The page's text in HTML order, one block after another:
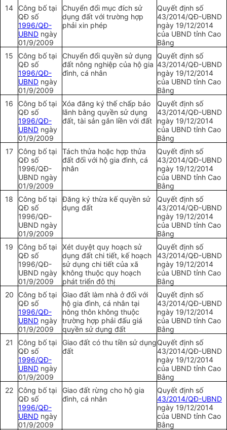
14
Công bố tại
QĐ số
1996/QĐ-
UBND ngày
01/9/2009
Chuyển đổi mục đích sử
dụng đất với trường hợp
phải xin phép
Quyết định số
43/2014/QĐ-UBND
ngày 19/12/2014
của UBND tỉnh Cao
Bằng
15
Công bố tại
QĐ số
1996/QĐ-
UBND ngày
01/9/2009
Chuyển đổi quyền sử dụng
đất nông nghiệp của hộ gia
đình, cá nhân
Quyết định số
43/2014/QĐ-UBND
ngày 19/12/2014
của UBND tỉnh Cao
Bằng
16
Công bố tại
QĐ số
1996/QĐ-
UBND ngày
01/9/2009
Xóa đăng ký thế chấp bảo
lãnh bằng quyền sử dụng
đất, tài sản gắn liền với đất
Quyết định số
43/2014/QĐ-UBND
ngày 19/12/2014
của UBND tỉnh Cao
Bằng
17
Công bố tại
QĐ số
1996/QĐ-
UBND ngày
01/9/2009
Tách thửa hoặc hợp thửa
đất đối với hộ gia đình, cá
nhân
Quyết định số
43/2014/QĐ-UBND
ngày 19/12/2014
của UBND tỉnh Cao
Bằng
18
Công bố tại
QĐ số
1996/QĐ-
UBND ngày
01/9/2009
Đăng ký thừa kế quyền sử
dụng đất
Quyết định số
43/2014/QĐ-UBND
ngày 19/12/2014
của UBND tỉnh Cao
Bằng
19
Công bố tại
QĐ số
1996/QĐ-
UBND ngày
01/9/2009
Xét duyệt quy hoạch sử
dụng đất chi tiết, kế hoạch
sử dụng chi tiết của xã
không thuộc quy hoạch
phát triển đô thị
Quyết định số
43/2014/QĐ-UBND
ngày 19/12/2014
của UBND tỉnh Cao
Bằng
20
Công bố tại
QĐ số
1996/QĐ-
UBND ngày
01/9/2009
Giao đất làm nhà ở đối với
hộ gia đình, cá nhân tại
nông thôn không thuộc
trường hợp phải đấu giá
quyền sử dụng đất
Quyết định số
43/2014/QĐ-UBND
ngày 19/12/2014
của UBND tỉnh Cao
Bằng
21
Công bố tại
QĐ số
1996/QĐ-
UBND ngày
01/9/2009
Giao đất có thu tiền sử dụng
đất
Quyết định số
43/2014/QĐ-UBND
ngày 19/12/2014
của UBND tỉnh Cao
Bằng
22
Công bố tại
QĐ số
1996/QĐ-
UBND ngày
01/9/2009
Giao đất rừng cho hộ gia
đình, cá nhân
Quyết định số
43/2014/QĐ-UBND
ngày 19/12/2014
của UBND tỉnh Cao
Bằng